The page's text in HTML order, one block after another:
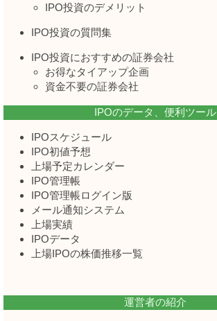
IPO投資のデメリット
IPO投資の質問集
IPO投資におすすめの証券会社
お得なタイアップ企画
資金不要の証券会社
IPOのデータ、便利ツール
IPOスケジュール
IPO初値予想
上場予定カレンダー
IPO管理帳
IPO管理帳ログイン版
メール通知システム
上場実績
IPOデータ
上場IPOの株価推移一覧
運営者の紹介